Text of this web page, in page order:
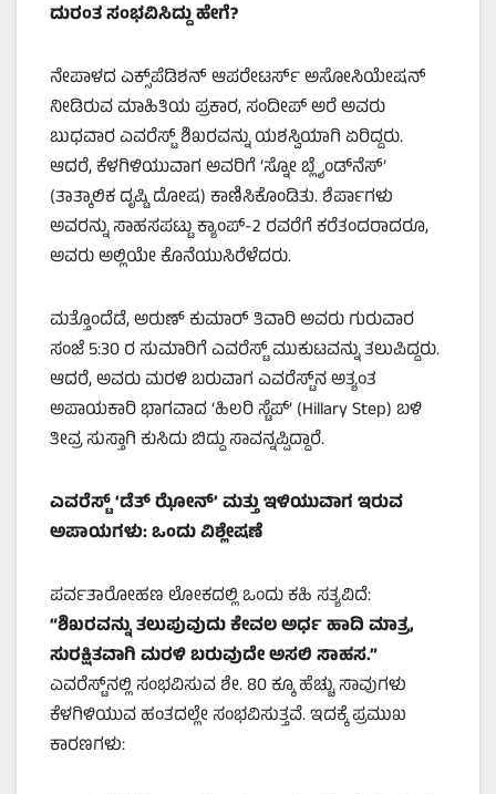
ದುರಂತ ಸಂಭವಿಸಿದ್ದು ಹೇಗೆ?
ನೇಪಾಳದ ಎಕ್ಸ್‌ಪೆಡಿಶನ್ ಆಪರೇಟರ್ಸ್ ಅಸೋಸಿಯೇಷನ್
ನೀಡಿರುವ ಮಾಹಿತಿಯ ಪ್ರಕಾರ, ಸಂದೀಪ್ ಅರೆ ಅವರು
ಬುಧವಾರ ಎವರೆಸ್ಟ್ ಶಿಖರವನ್ನು ಯಶಸ್ವಿಯಾಗಿ ಏರಿದ್ದರು.
ಆದರೆ, ಕೆಳಗಿಳಿಯುವಾಗ ಅವರಿಗೆ ‘ಸ್ನೋ ಬ್ಲೈಂಡ್‌ನೆಸ್’
(ತಾತ್ಕಾಲಿಕ ದೃಷ್ಟಿ ದೋಷ) ಕಾಣಿಸಿಕೊಂಡಿತು. ಶೆರ್ಪಾಗಳು
ಅವರನ್ನು ಸಾಹಸಪಟ್ಟು ಕ್ಯಾಂಪ್-2 ರವರೆಗೆ ಕರೆತಂದರಾದರೂ,
ಅವರು ಅಲ್ಲಿಯೇ ಕೊನೆಯುಸಿರೆಳೆದರು.
ಮತ್ತೊಂದೆಡೆ, ಅರುಣ್ ಕುಮಾರ್ ತಿವಾರಿ ಅವರು ಗುರುವಾರ
ಸಂಜೆ 5:30 ರ ಸುಮಾರಿಗೆ ಎವರೆಸ್ಟ್ ಮುಕುಟವನ್ನು ತಲುಪಿದ್ದರು.
ಆದರೆ, ಅವರು ಮರಳಿ ಬರುವಾಗ ಎವರೆಸ್ಟ್‌ನ ಅತ್ಯಂತ
ಅಪಾಯಕಾರಿ ಭಾಗವಾದ ‘ಹಿಲರಿ ಸ್ಟೆಪ್’ (Hillary Step) ಬಳಿ
ತೀವ್ರ ಸುಸ್ತಾಗಿ ಕುಸಿದು ಬಿದ್ದು ಸಾವನ್ನಪ್ಪಿದ್ದಾರೆ.
ಎವರೆಸ್ಟ್ ‘ಡೆತ್ ಝೋನ್’ಮತ್ತು ಇಳಿಯುವಾಗ ಇರುವ
ಅಪಾಯಗಳು: ಒಂದು ವಿಶ್ಲೇಷಣೆ
ಪರ್ವತಾರೋಹಣ ಲೋಕದಲ್ಲಿ ಒಂದು ಕಹಿ ಸತ್ಯವಿದೆ:
“ಶಿಖರವನ್ನು ತಲುಪುವುದು ಕೇವಲ ಅರ್ಧ ಹಾದಿ ಮಾತ್ರ,
ಸುರಕ್ಷಿತವಾಗಿ ಮರಳಿ ಬರುವುದೇ ಅಸಲಿ ಸಾಹಸ.”
ಎವರೆಸ್ಟ್‌ನಲ್ಲಿ ಸಂಭವಿಸುವ ಶೇ. 80 ಕ್ಕೂ ಹೆಚ್ಚು ಸಾವುಗಳು
ಕೆಳಗಿಳಿಯುವ ಹಂತದಲ್ಲೇ ಸಂಭವಿಸುತ್ತವೆ. ಇದಕ್ಕೆ ಪ್ರಮುಖ
ಕಾರಣಗಳು: